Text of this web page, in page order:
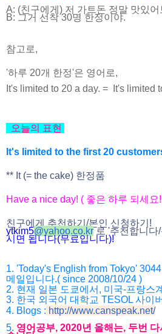
A: (친구에게) 저 가트돈 정말 맛있어
B: 그거 선착 30명 한정이야.
참고로,
'하루 20개 한정'은 영어로,
It's limited to 20 a day. = It's limited
오늘의 표현
It's limited to the first 20
** It (= the cake) 한정품
Have a nice day! ( 좋은 하루 되세요
친구에게 추천하기/본인 신청하기!
ytkim5@yahoo.co.kr 로 '추천합니다/
시면 됩니다(무료입니다)!
1. 'Today's English from Tokyo'
메일입니다.( since 2008/10/24 )
2. 현재 일본 도쿄에서, 미국-프랑스
3. 한국 외국어 대학교 TESOL 사이
4. Blogs : http://www.canspeak.net/
5. 영어공부, 2020년 올해는, 두번